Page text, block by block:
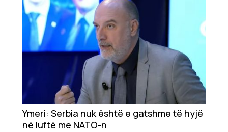
Ymeri: Serbia nuk është e gatshme të hyjë
në luftë me NATO-n